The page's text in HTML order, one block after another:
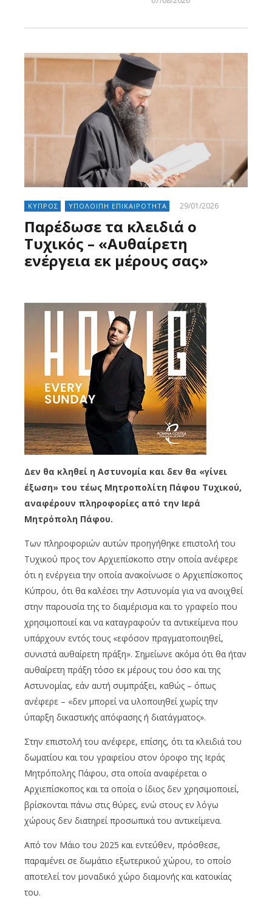
ΚΥΠΡΟΣ ΥΠΟΛΟΙΠΗ ΕΠΙΚΑΙΡΟΤΗΤΑ 29/01/2026
Παρέδωσε τα κλειδιά ο
Τυχικός – «Αυθαίρετη
ενέργεια εκ μέρους σας»
Δεν θα κληθεί η Αστυνομία και δεν θα «γίνει
έξωση» του τέως Μητροπολίτη Πάφου Τυχικού,
αναφέρουν πληροφορίες από την Ιερά
Μητρόπολη Πάφου.
Των πληροφοριών αυτών προηγήθηκε επιστολή του
Τυχικού προς τον Αρχιεπίσκοπο στην οποία ανέφερε
ότι η ενέργεια την οποία ανακοίνωσε ο Αρχιεπίσκοπος
Κύπρου, ότι θα καλέσει την Αστυνομία για να ανοιχθεί
στην παρουσία της το διαμέρισμα και το γραφείο που
χρησιμοποιεί και να καταγραφούν τα αντικείμενα που
υπάρχουν εντός τους «εφόσον πραγματοποιηθεί,
συνιστά αυθαίρετη πράξη». Σημείωνε ακόμα ότι θα ήταν
αυθαίρετη πράξη τόσο εκ μέρους του όσο και της
Αστυνομίας, εάν αυτή συμπράξει, καθώς – όπως
ανέφερε – «δεν μπορεί να υλοποιηθεί χωρίς την
ύπαρξη δικαστικής απόφασης ή διατάγματος».
Στην επιστολή του ανέφερε, επίσης, ότι τα κλειδιά του
δωματίου και του γραφείου στον όροφο της Ιεράς
Μητρόπολης Πάφου, στα οποία αναφέρεται ο
Αρχιεπίσκοπος και τα οποία ο ίδιος δεν χρησιμοποιεί,
βρίσκονται πάνω στις θύρες, ενώ στους εν λόγω
χώρους δεν διατηρεί προσωπικά του αντικείμενα.
Από τον Μάιο του 2025 και εντεύθεν, πρόσθεσε,
παραμένει σε δωμάτιο εξωτερικού χώρου, το οποίο
αποτελεί τον μοναδικό χώρο διαμονής και κατοικίας
του.